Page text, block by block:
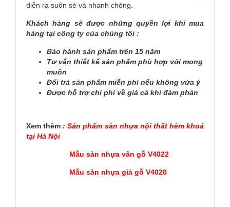
diễn ra suôn sẻ và nhanh chóng.
Khách hàng sẽ được những quyền lợi khi mua
hàng tại công ty của chúng tôi :
Bảo hành sản phẩm trên 15 năm
Tư vấn thiết kế sản phẩm phù hợp với mong
muốn
Đổi trả sản phẩm miễn phí nếu không vừa ý
Được hỗ trợ chi phí về giá cả khi đàm phán
Xem thêm:Sản phẩm sàn nhựa nội thất hèm khoá
tại Hà Nội
Mẫu sàn nhựa vân gỗ V4022
Mẫu sàn nhựa giả gỗ V4020